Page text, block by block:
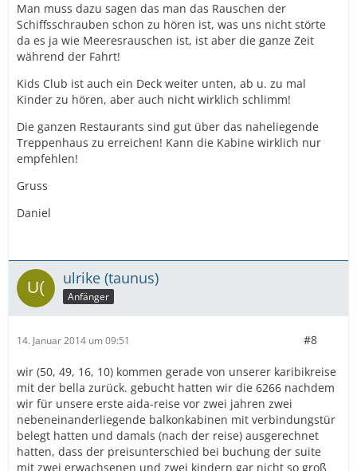
Man muss dazu sagen das man das Rauschen der
Schiffsschrauben schon zu hören ist, was uns nicht störte
da es ja wie Meeresrauschen ist, ist aber die ganze Zeit
während der Fahrt!
Kids Club ist auch ein Deck weiter unten, ab u. zu mal
Kinder zu hören, aber auch nicht wirklich schlimm!
Die ganzen Restaurants sind gut über das naheliegende
Treppenhaus zu erreichen! Kann die Kabine wirklich nur
empfehlen!
Gruss
Daniel
ulrike (taunus)
Anfänger
14. Januar 2014 um 09:51 #8
wir (50, 49, 16, 10) kommen gerade von unserer karibikreise
mit der bella zurück. gebucht hatten wir die 6266 nachdem
wir für unsere erste aida-reise vor zwei jahren zwei
nebeneinanderliegende balkonkabinen mit verbindungstür
belegt hatten und damals (nach der reise) ausgerechnet
hatten, dass der preisunterschied bei buchung der suite
mit zwei erwachsenen und zwei kindern gar nicht so groß